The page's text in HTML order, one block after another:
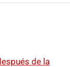
de la